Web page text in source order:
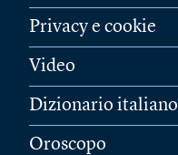
Privacy e cookie
Video
Dizionario italiano
Oroscopo